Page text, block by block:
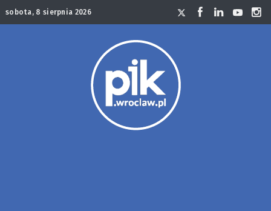
sobota, 8 sierpnia 2026